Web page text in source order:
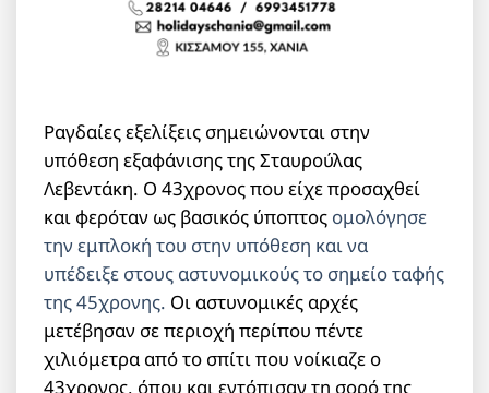
Ραγδαίες εξελίξεις σημειώνονται στην
υπόθεση εξαφάνισης της Σταυρούλας
Λεβεντάκη. Ο 43χρονος που είχε προσαχθεί
και φερόταν ως βασικός ύποπτος ομολόγησε
την εμπλοκή του στην υπόθεση και να
υπέδειξε στους αστυνομικούς το σημείο ταφής
της 45χρονης. Οι αστυνομικές αρχές
μετέβησαν σε περιοχή περίπου πέντε
χιλιόμετρα από το σπίτι που νοίκιαζε ο
43χρονος, όπου και εντόπισαν τη σορό της